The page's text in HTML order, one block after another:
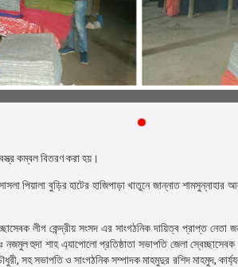
কম্বল বিতরণ করা হয়।
পিয়ালা বুড়ির হাটের হাজিপাড়া খাতুনে জান্নাত শামসুন্নাহার
লীগ কেন্দ্রীয় সংসদ এর সাংগঠনিক দায়িত্ব প্রাপ্ত
নজমুল হুদা শাহ এ্যাপোলো প্রতিষ্ঠাতা সভাপতি জেলা
সহ সভাপতি ও সাংগঠনিক সম্পাদক মাহমুদুর রশিদ মাহমুদ,